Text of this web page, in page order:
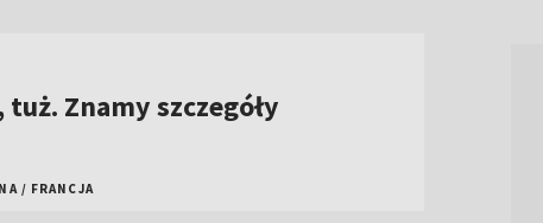
Znamy szczegóły
/ FRANCJA